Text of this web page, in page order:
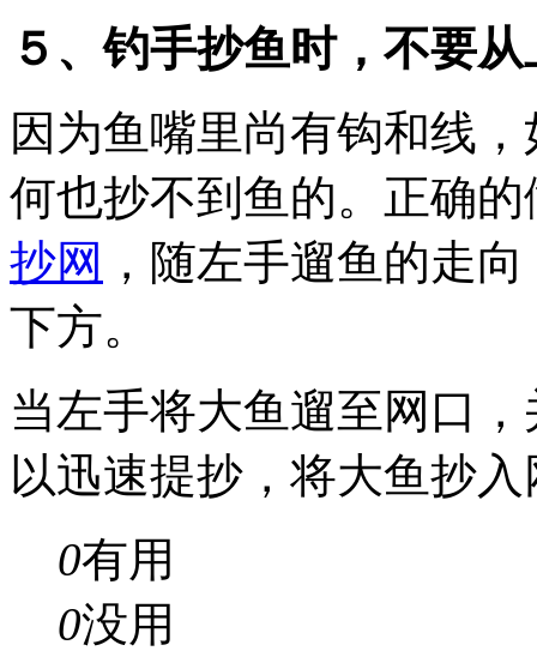
５、钓手抄鱼时，不要
因为鱼嘴里尚有钩和线
何也抄不到鱼的。正确
抄网 ，随左手遛鱼的走
下方。
当左手将大鱼遛至网口
以迅速提抄，将大鱼抄
0有用
0没用